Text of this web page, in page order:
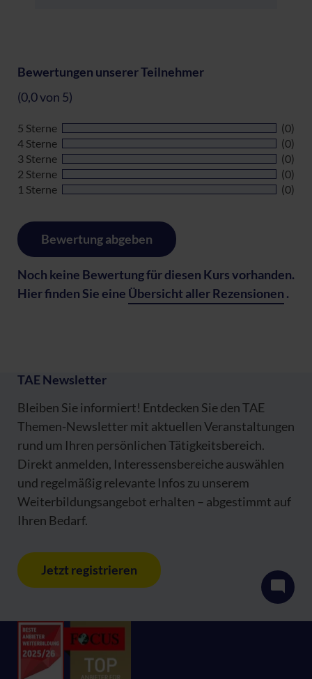
Bewertungen unserer Teilnehmer
(0,0 von 5)
5 Sterne
(0)
4 Sterne
(0)
3 Sterne
(0)
2 Sterne
(0)
1 Sterne
(0)
Bewertung abgeben
Noch keine Bewertung für diesen Kurs vorhanden.
Hier finden Sie eine Übersicht aller Rezensionen .
TAE Newsletter
Bleiben Sie informiert! Entdecken Sie den TAE
Themen-Newsletter mit aktuellen Veranstaltungen
rund um Ihren persönlichen Tätigkeitsbereich.
Direkt anmelden, Interessensbereiche auswählen
und regelmäßig relevante Infos zu unserem
Weiterbildungsangebot erhalten – abgestimmt auf
Ihren Bedarf.
Jetzt registrieren